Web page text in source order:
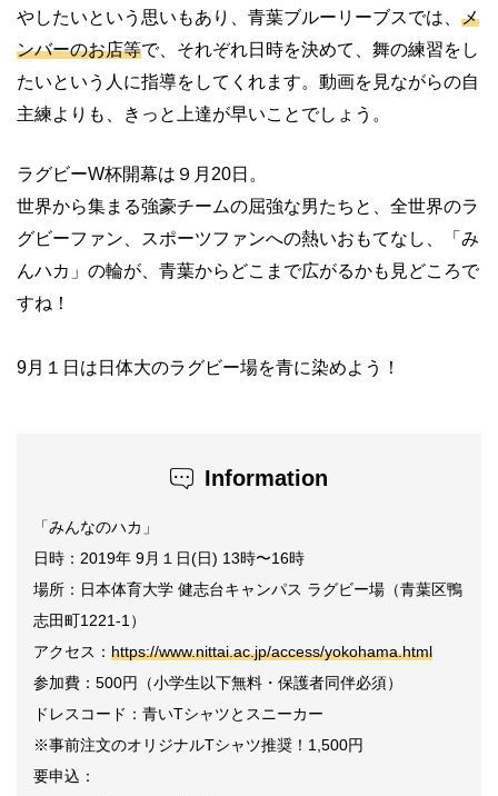
やしたいという思いもあり、青葉ブルーリーブスでは、 メ
ンバーのお店等で、それぞれ日時を決めて、舞の練習をし
たいという人に指導をしてくれます。動画を見ながらの自
主練よりも、きっと上達が早いことでしょう。
ラグビーW杯開幕は９月20日。
世界から集まる強豪チームの屈強な男たちと、全世界のラ
グビーファン、スポーツファンへの熱いおもてなし、「み
んハカ」の輪が、青葉からどこまで広がるかも見どころで
すね！
9月１日は日体大のラグビー場を青に染めよう！
Information
「みんなのハカ」
日時：2019年 9月１日(日) 13時〜16時
場所：日本体育大学 健志台キャンパス ラグビー場（青葉区鴨
志田町1221-1）
アクセス： https://www.nittai.ac.jp/access/yokohama.html
参加費：500円（小学生以下無料・保護者同伴必須）
ドレスコード：青いTシャツとスニーカー
※事前注文のオリジナルTシャツ推奨！1,500円
要申込：